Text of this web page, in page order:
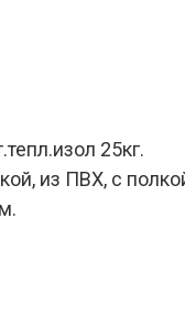
25кг.
из ПВХ, с